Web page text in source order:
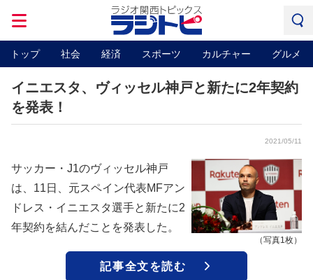
トップ 社会 経済 スポーツ カルチャー グルメ
イニエスタ、ヴィッセル神戸と新たに2年契約
を発表！
2021/05/11
（写真1枚）
サッカー・J1のヴィッセル神戸
は、11日、元スペイン代表MFアン
ドレス・イニエスタ選手と新たに2
年契約を結んだことを発表した。
記事全文を読む